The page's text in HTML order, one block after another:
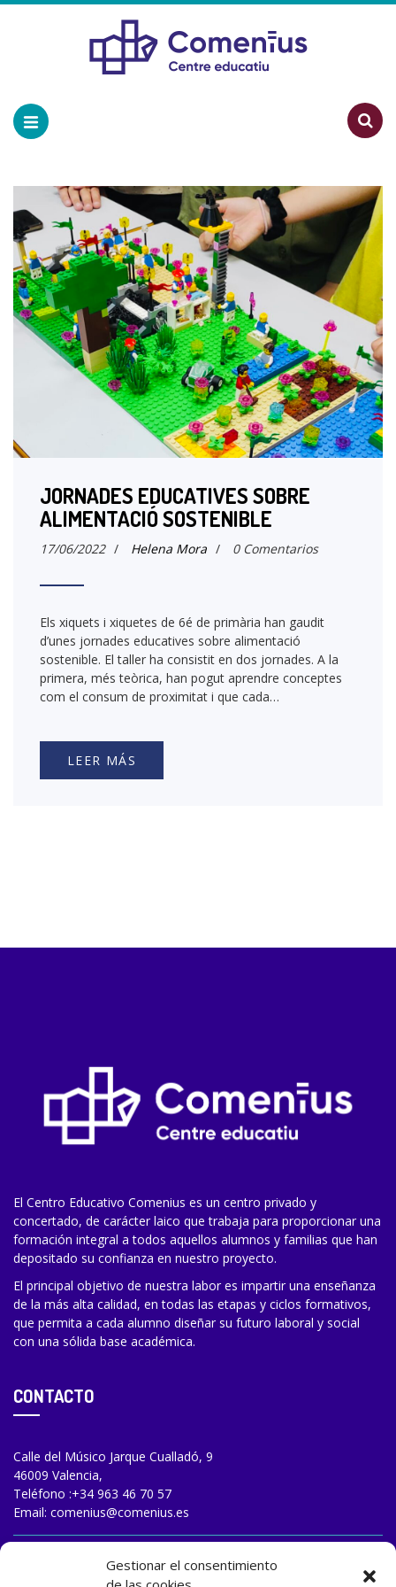
Gestionar el consentimiento
JORNADES EDUCATIVES SOBRE
ALIMENTACIÓ SOSTENIBLE
17/06/2022 / Helena Mora / 0 Comentarios
Els xiquets i xiquetes de 6é de primària han gaudit
d’unes jornades educatives sobre alimentació
sostenible. El taller ha consistit en dos jornades. A la
primera, més teòrica, han pogut aprendre conceptes
com el consum de proximitat i que cada…
LEER MÁS
El Centro Educativo Comenius es un centro privado y
concertado, de carácter laico que trabaja para proporcionar una
formación integral a todos aquellos alumnos y familias que han
depositado su confianza en nuestro proyecto.
El principal objetivo de nuestra labor es impartir una enseñanza
de la más alta calidad, en todas las etapas y ciclos formativos,
que permita a cada alumno diseñar su futuro laboral y social
con una sólida base académica.
CONTACTO
Calle del Músico Jarque Cualladó, 9
46009 Valencia,
Teléfono :+34 963 46 70 57
Email: comenius@comenius.es